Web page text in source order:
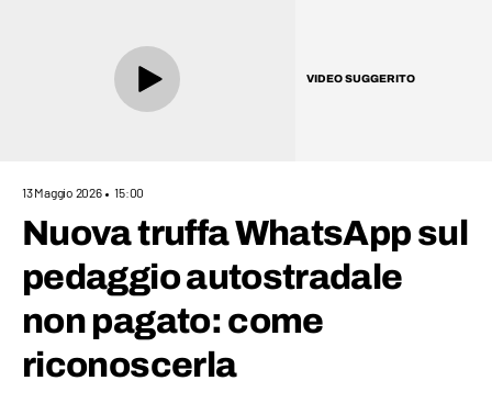
VIDEO SUGGERITO
13 Maggio 2026 15:00
Nuova truffa WhatsApp sul
pedaggio autostradale
non pagato: come
riconoscerla